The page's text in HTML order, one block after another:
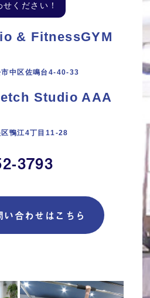
ください！
& FitnessGYM
中区佐鳴台4-40-33
Studio AAA
鴨江4丁目11‐28
3793
合わせはこちら